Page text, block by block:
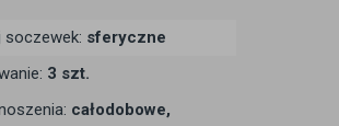
soczewek: sferyczne
3 szt.
całodobowe,